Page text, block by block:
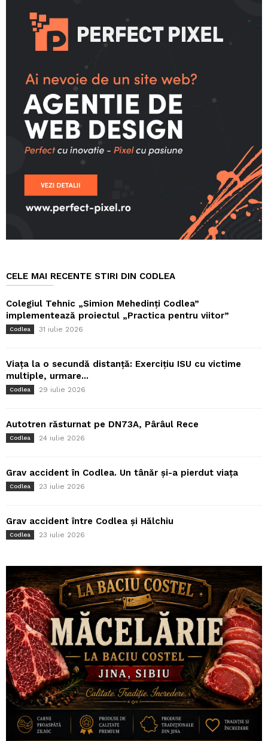
CELE MAI RECENTE STIRI DIN CODLEA
Colegiul Tehnic „Simion Mehedinți Codlea”
implementează proiectul „Practica pentru viitor”
Codlea 31 iulie 2026
Viața la o secundă distanță: Exercițiu ISU cu victime
multiple, urmare...
Codlea 29 iulie 2026
Autotren răsturnat pe DN73A, Pârâul Rece
Codlea 24 iulie 2026
Grav accident în Codlea. Un tânăr și-a pierdut viața
Codlea 23 iulie 2026
Grav accident între Codlea și Hălchiu
Codlea 23 iulie 2026